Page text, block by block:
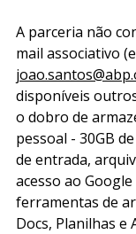
A parceria não
mail associativo
disponíveis
o dobro de
pessoal - 30GB
de entrada,
acesso ao
ferramentas de
Docs, Planilhas e